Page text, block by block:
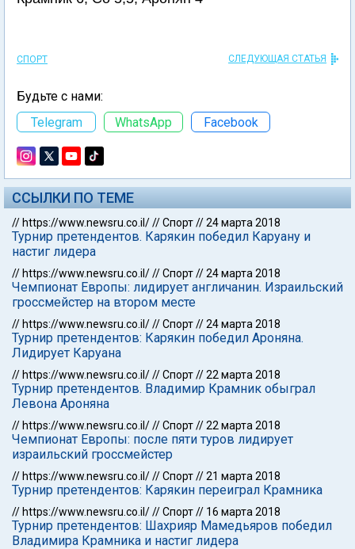
СПОРТ СЛЕДУЮЩАЯ СТАТЬЯ
Будьте с нами:
Telegram
WhatsApp Facebook
ССЫЛКИ ПО ТЕМЕ
// https://www.newsru.co.il///Спорт//24 марта 2018
Турнир претендентов. Карякин победил Каруану и
настиг лидера
// https://www.newsru.co.il///Спорт//24 марта 2018
Чемпионат Европы: лидирует англичанин. Израильский
гроссмейстер на втором месте
// https://www.newsru.co.il///Спорт//24 марта 2018
Турнир претендентов: Карякин победил Ароняна.
Лидирует Каруана
// https://www.newsru.co.il///Спорт//22 марта 2018
Турнир претендентов. Владимир Крамник обыграл
Левона Ароняна
// https://www.newsru.co.il///Спорт//22 марта 2018
Чемпионат Европы: после пяти туров лидирует
израильский гроссмейстер
// https://www.newsru.co.il///Спорт//21 марта 2018
Турнир претендентов: Карякин переиграл Крамника
// https://www.newsru.co.il///Спорт// 16 марта 2018
Турнир претендентов: Шахрияр Мамедьяров победил
Владимира Крамника и настиг лидера